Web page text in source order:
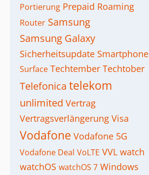
Portierung Prepaid Roaming
Router Samsung
Samsung Galaxy
Sicherheitsupdate Smartphone
Surface Techtember Techtober
Telefonica telekom
unlimited Vertrag
Vertragsverlängerung Visa
Vodafone Vodafone 5G
Vodafone Deal VoLTE VVL watch
watchOS watchOS 7 Windows